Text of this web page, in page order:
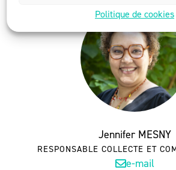
Politique de cookies
Jennifer MESNY
RESPONSABLE COLLECTE ET
e-mail